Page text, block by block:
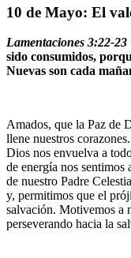
10 de Mayo: El
Lamentaciones 3:22-23
sido consumidos,
Nuevas son cada
Amados, que la Paz de
llene nuestros
Dios nos envuelva a
de energía nos
de nuestro Padre
y, permitimos que el
salvación. Motivemos a
perseverando hacia la